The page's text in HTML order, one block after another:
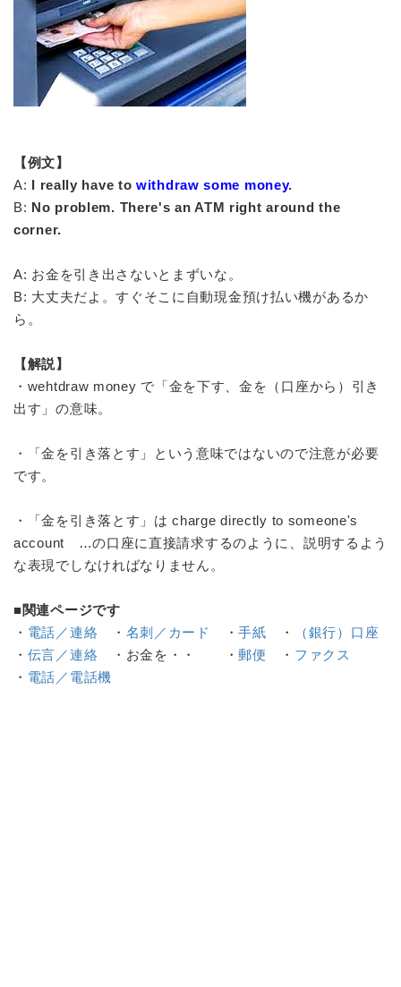
【例文】
A: I really have towithdraw some money.
B: No problem. There's an ATM right around the
corner.
A: お金を引き出さないとまずいな。
B: 大丈夫だよ。すぐそこに自動現金預け払い機があるか
ら。
【解説】
・wehtdraw money で「金を下す、金を（口座から）引き
出す」の意味。
・「金を引き落とす」という意味ではないので注意が必要
です。
・「金を引き落とす」は charge directly to someone's
account …の口座に直接請求するのように、説明するよう
な表現でしなければなりません。
■関連ページです
・ 電話／連絡 ・ 名刺／カード ・手紙 ・
（銀行）口座
・ 伝言／連絡 ・ お金を・・ ・郵便 ・ ファクス
・ 電話／電話機